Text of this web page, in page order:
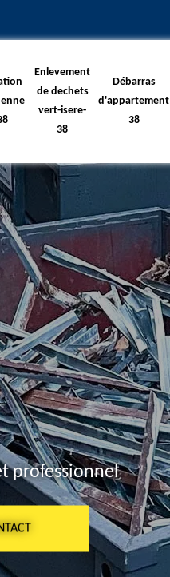
Enlevement
de dechets
vert-isere-
38
Débarras
d'appartement
38
professionnel